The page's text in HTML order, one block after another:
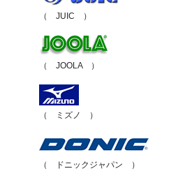
（ JUIC ）
（ JOOLA ）
（ ミズノ ）
（ ドニックジャパン ）